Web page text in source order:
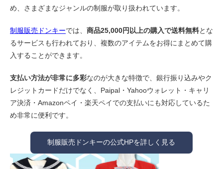
め、さまざまなジャンルの制服が取り扱われています。
制服販売ドンキーでは、 商品25,000円以上の購入で送料無料とな
るサービスも行われており、複数のアイテムをお得にまとめて購
入することができます。
支払い方法が非常に多彩なのが大きな特徴で、銀行振り込みやク
レジットカードだけでなく、Paipal・Yahooウォレット・キャリ
ア決済・Amazonペイ・楽天ペイでの支払いにも対応しているた
め非常に便利です。
制服販売ドンキーの公式HPを詳しく見る